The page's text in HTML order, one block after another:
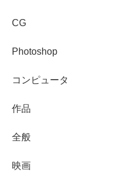
CG
Photoshop
コンピュータ
作品
全般
映画